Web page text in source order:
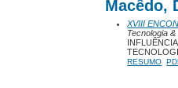
Macêdo,
XVIII
Tecnologia
RESUMO